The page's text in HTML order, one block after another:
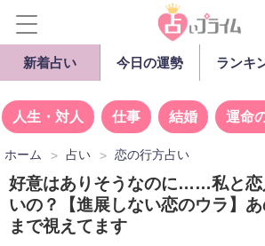
新着占い 今日の運勢 ランキ
人生・対人 仕事 結婚 運命
ホーム 占い 恋の行方占い
好意はありそうなのに……私と恋
いの？【進展しない恋のウラ】
まで視えてます